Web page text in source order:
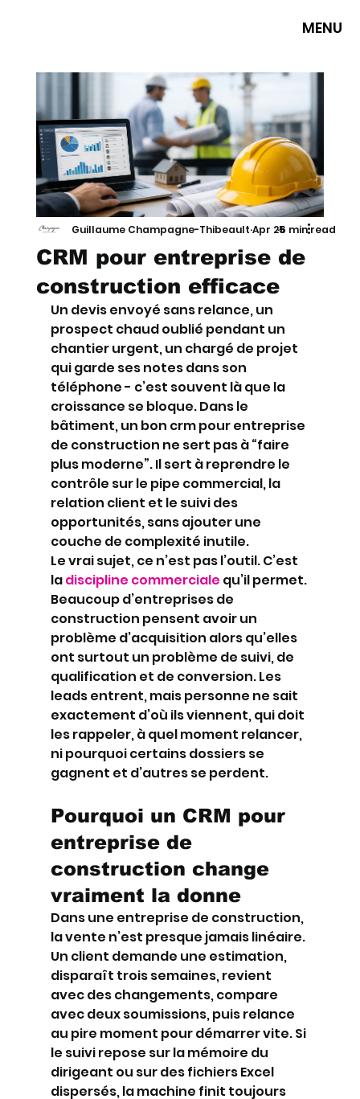
MENU
CRM pour entreprise de
construction efficace
Guillaume Champagne-Thibeault Apr 256 min read
Un devis envoyé sans relance, un
prospect chaud oublié pendant un
chantier urgent, un chargé de projet
qui garde ses notes dans son
téléphone - c’est souvent là que la
croissance se bloque. Dans le
bâtiment, un bon crm pour entreprise
de construction ne sert pas à “faire
plus moderne”. Il sert à reprendre le
contrôle sur le pipe commercial, la
relation client et le suivi des
opportunités, sans ajouter une
couche de complexité inutile.
Le vrai sujet, ce n’est pas l’outil. C’est
la discipline commerciale qu’il permet.
Beaucoup d’entreprises de
construction pensent avoir un
problème d’acquisition alors qu’elles
ont surtout un problème de suivi, de
qualification et de conversion. Les
leads entrent, mais personne ne sait
exactement d’où ils viennent, qui doit
les rappeler, à quel moment relancer,
ni pourquoi certains dossiers se
gagnent et d’autres se perdent.
Pourquoi un CRM pour
entreprise de
construction change
vraiment la donne
Dans une entreprise de construction,
la vente n’est presque jamais linéaire.
Un client demande une estimation,
disparaît trois semaines, revient
avec des changements, compare
avec deux soumissions, puis relance
au pire moment pour démarrer vite. Si
le suivi repose sur la mémoire du
dirigeant ou sur des fichiers Excel
dispersés, la machine finit toujours